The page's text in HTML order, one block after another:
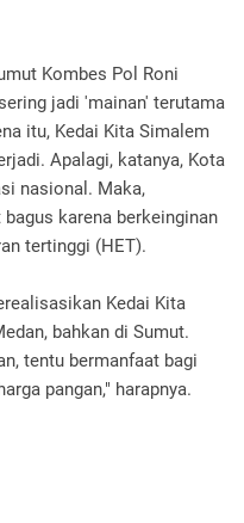
Kombes Pol Roni
jadi 'mainan' terutama
itu, Kedai Kita Simalem
Apalagi, katanya, Kota
nasional. Maka,
karena berkeinginan
tertinggi (HET).
Kedai Kita
bahkan di Sumut.
tentu bermanfaat bagi
pangan," harapnya.